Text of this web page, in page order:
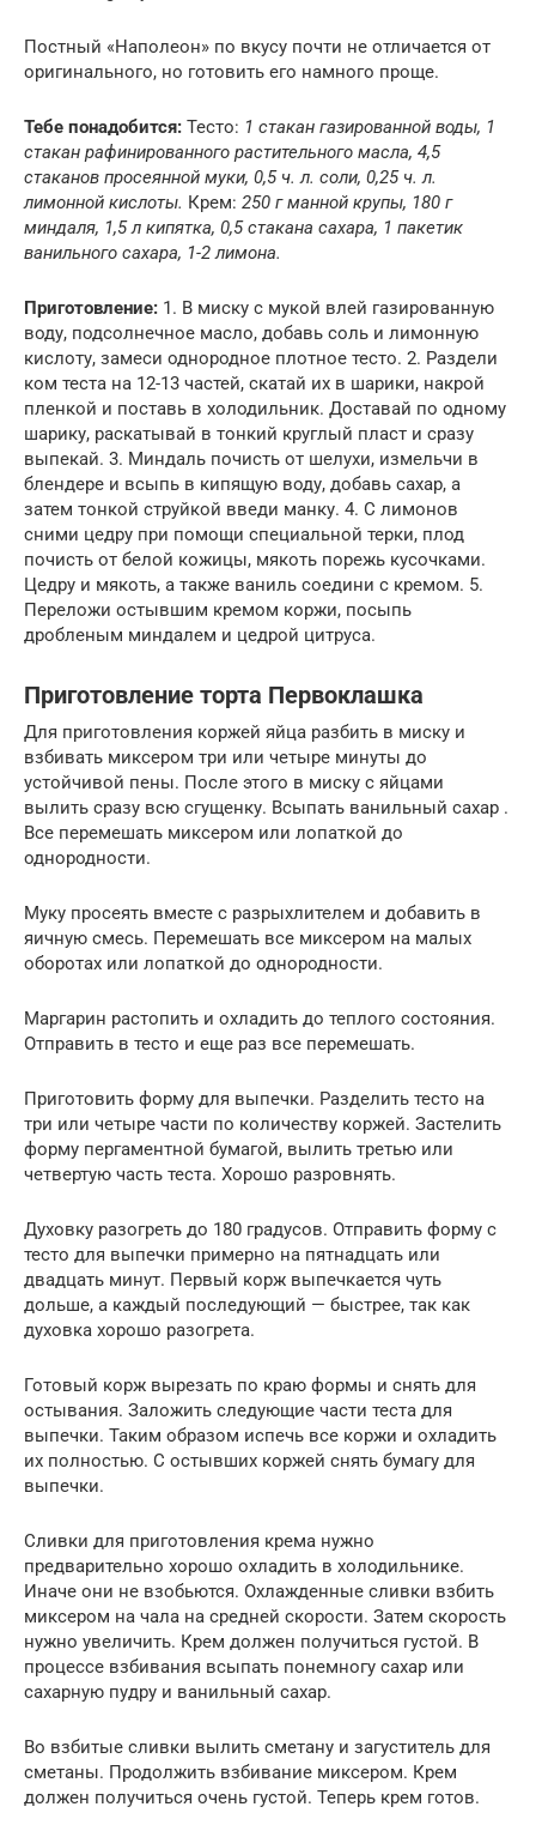
Постный «Наполеон» по вкусу почти не отличается от
оригинального, но готовить его намного проще.
Тебе понадобится: Тесто: 1 стакан газированной воды, 1
стакан рафинированного растительного масла, 4,5
стаканов просеянной муки, 0,5 ч. л. соли, 0,25 ч. л.
лимонной кислоты. Крем: 250 г манной крупы, 180 г
миндаля, 1,5 л кипятка, 0,5 стакана сахара, 1 пакетик
ванильного сахара, 1-2 лимона.
Приготовление: 1. В миску с мукой влей газированную
воду, подсолнечное масло, добавь соль и лимонную
кислоту, замеси однородное плотное тесто. 2. Раздели
ком теста на 12-13 частей, скатай их в шарики, накрой
пленкой и поставь в холодильник. Доставай по одному
шарику, раскатывай в тонкий круглый пласт и сразу
выпекай. 3. Миндаль почисть от шелухи, измельчи в
блендере и всыпь в кипящую воду, добавь сахар, а
затем тонкой струйкой введи манку. 4. С лимонов
сними цедру при помощи специальной терки, плод
почисть от белой кожицы, мякоть порежь кусочками.
Цедру и мякоть, а также ваниль соедини с кремом. 5.
Переложи остывшим кремом коржи, посыпь
дробленым миндалем и цедрой цитруса.
Приготовление торта Первоклашка
Для приготовления коржей яйца разбить в миску и
взбивать миксером три или четыре минуты до
устойчивой пены. После этого в миску с яйцами
вылить сразу всю сгущенку. Всыпать ванильный сахар .
Все перемешать миксером или лопаткой до
однородности.
Муку просеять вместе с разрыхлителем и добавить в
яичную смесь. Перемешать все миксером на малых
оборотах или лопаткой до однородности.
Маргарин растопить и охладить до теплого состояния.
Отправить в тесто и еще раз все перемешать.
Приготовить форму для выпечки. Разделить тесто на
три или четыре части по количеству коржей. Застелить
форму пергаментной бумагой, вылить третью или
четвертую часть теста. Хорошо разровнять.
Духовку разогреть до 180 градусов. Отправить форму с
тесто для выпечки примерно на пятнадцать или
двадцать минут. Первый корж выпечкается чуть
дольше, а каждый последующий — быстрее, так как
духовка хорошо разогрета.
Готовый корж вырезать по краю формы и снять для
остывания. Заложить следующие части теста для
выпечки. Таким образом испечь все коржи и охладить
их полностью. С остывших коржей снять бумагу для
выпечки.
Сливки для приготовления крема нужно
предварительно хорошо охладить в холодильнике.
Иначе они не взобьются. Охлажденные сливки взбить
миксером на чала на средней скорости. Затем скорость
нужно увеличить. Крем должен получиться густой. В
процессе взбивания всыпать понемногу сахар или
сахарную пудру и ванильный сахар.
Во взбитые сливки вылить сметану и загуститель для
сметаны. Продолжить взбивание миксером. Крем
должен получиться очень густой. Теперь крем готов.